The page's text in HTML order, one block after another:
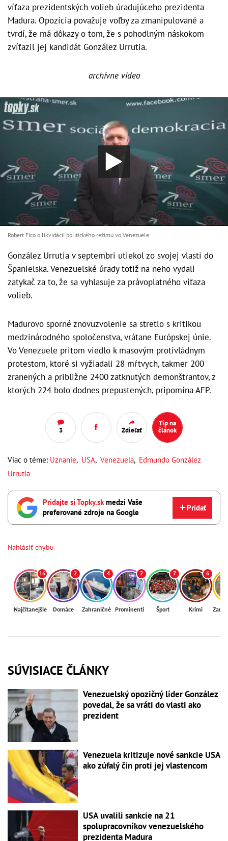
víťaza prezidentských volieb úradujúceho prezidenta
Madura. Opozícia považuje voľby za zmanipulované a
tvrdí, že má dôkazy o tom, že s pohodlným náskokom
zvíťazil jej kandidát González Urrutia.
archívne video
Robert Fico o likvidácii politického režimu vo Venezuele
González Urrutia v septembri utiekol zo svojej vlasti do
Španielska. Venezuelské úrady totiž na neho vydali
zatykač za to, že sa vyhlasuje za právoplatného víťaza
volieb.
Madurovo sporné znovuzvolenie sa stretlo s kritikou
medzinárodného spoločenstva, vrátane Európskej únie.
Vo Venezuele pritom viedlo k masovým protivládnym
protestom, ktoré si vyžiadali 28 mŕtvych, takmer 200
zranených a približne 2400 zatknutých demonštrantov, z
ktorých 224 bolo dodnes prepustených, pripomína AFP.
3 Zdieľať
Tip na
článok
Viac o téme: Uznanie, USA, Venezuela, Edmundo González
Urrutia
Pridajte si Topky.skmedzi Vaše
preferované zdroje na Google
Pridať
Nahlásiť chybu
16
Najčítanejšie
2
Domáce
4
Zahraničné
2
Prominenti
7
Šport
6
Krimi
SÚVISIACE ČLÁNKY
Venezuelský opozičný líder González
povedal, že sa vráti do vlasti ako
prezident
Venezuela kritizuje nové sankcie USA
ako zúfalý čin proti jej vlastencom
USA uvalili sankcie na 21
spolupracovníkov venezuelského
prezidenta Madura